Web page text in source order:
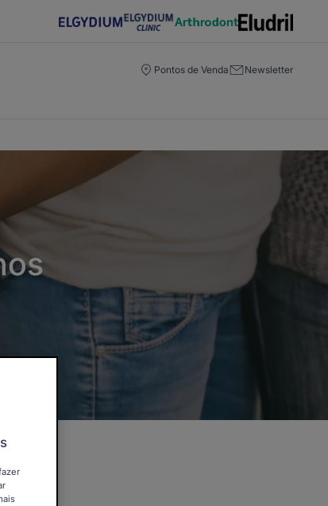
Pontos de Venda Newsletter
e a